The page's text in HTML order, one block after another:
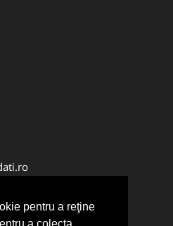
pentru a reţine